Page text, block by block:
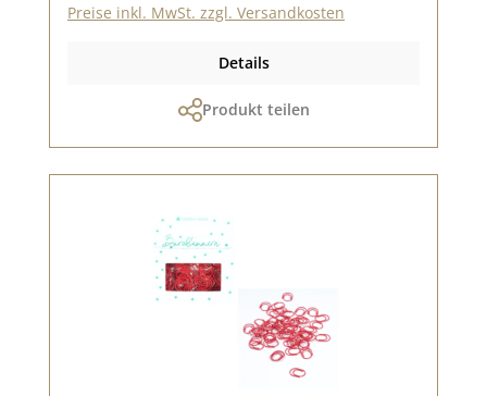
Preise inkl. MwSt. zzgl. Versandkosten
Details
Produkt teilen